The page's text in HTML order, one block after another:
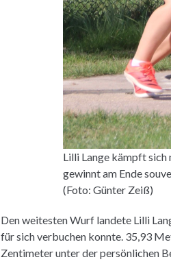
Lilli Lange kämpft
gewinnt am Ende
(Foto: Günter Zeiß)
Den weitesten Wurf landete Lilli
für sich verbuchen konnte. 35,93
Zentimeter unter der persönlichen